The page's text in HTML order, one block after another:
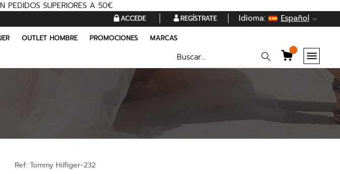
PEDIDOS SUPERIORES A 50€
ACCEDE REGÍSTRATE Idioma: Español
OUTLET HOMBRE PROMOCIONES MARCAS
Ref: Tommy Hilfiger-232